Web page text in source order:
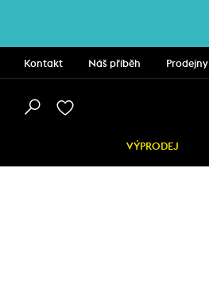
Kontakt Náš příběh Prodejny
VÝPRODEJ